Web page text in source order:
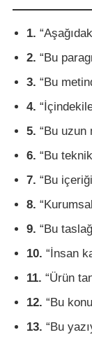
1.
2. “Bu
3. “Bu
4.
5. “Bu uzun
6. “Bu
7. “Bu
8.
9. “Bu
10. “İnsan
11. “Ürün
12. “Bu
13. “Bu